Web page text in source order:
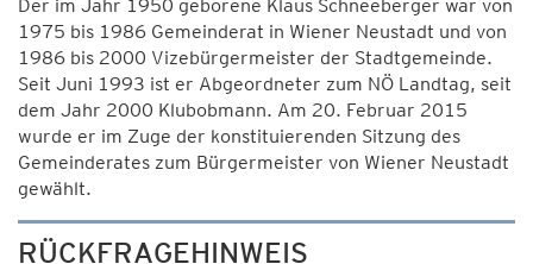
Der im Jahr 1950 geborene Klaus Schneeberger war von
1975 bis 1986 Gemeinderat in Wiener Neustadt und von
1986 bis 2000 Vizebürgermeister der Stadtgemeinde.
Seit Juni 1993 ist er Abgeordneter zum NÖ Landtag, seit
dem Jahr 2000 Klubobmann. Am 20. Februar 2015
wurde er im Zuge der konstituierenden Sitzung des
Gemeinderates zum Bürgermeister von Wiener Neustadt
gewählt.
RÜCKFRAGEHINWEIS